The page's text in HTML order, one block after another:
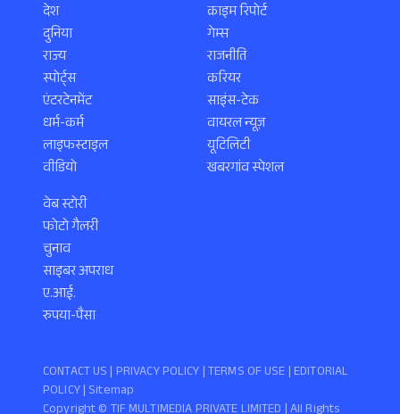
देश
दुनिया
राज्य
स्पोर्ट्स
एंटरटेनमेंट
धर्म-कर्म
लाइफस्टाइल
वीडियो
क्राइम रिपोर्ट
गेम्स
राजनीति
करियर
साइंस-टेक
वायरल न्यूज़
यूटिलिटी
खबरगांव स्पेशल
वेब स्टोरी
फोटो गैलरी
चुनाव
साइबर अपराध
ए.आई.
रुपया-पैसा
CONTACT US | PRIVACY POLICY |TERMS OF USE | EDITORIAL
POLICY| Sitemap